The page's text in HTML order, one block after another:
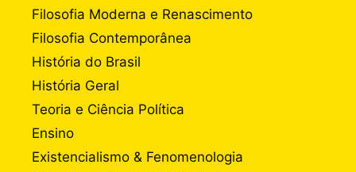
Filosofia Moderna e Renascimento
Filosofia Contemporânea
História do Brasil
História Geral
Teoria e Ciência Política
Ensino
Existencialismo & Fenomenologia